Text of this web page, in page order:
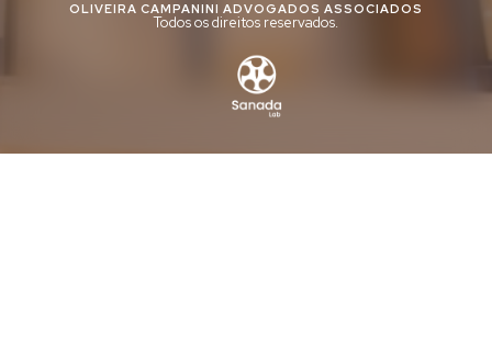
OLIVEIRA CAMPANINI ADVOGADOS ASSOCIADOS
Todos os direitos reservados.